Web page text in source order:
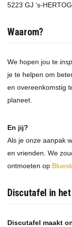
5223 GJ ‘s-
Waarom?
We hopen jou te
je te helpen om
en overeenkomstig
planeet.
En jij?
Als je onze aanpak
en vrienden. We
ontmoeten op
Discutafel in
Discutafel maakt